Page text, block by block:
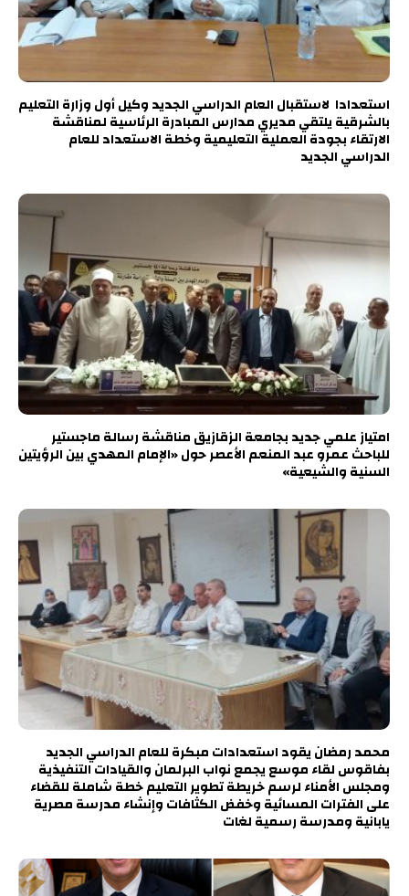
استعدادا لاستقبال العام الدراسي الجديد وكيل أول وزارة التعليم
بالشرقية يلتقي مديري مدارس المبادرة الرئاسية لمناقشة
الارتقاء بجودة العملية التعليمية وخطة الاستعداد للعام
الدراسي الجديد
امتياز علمي جديد بجامعة الزقازيق مناقشة رسالة ماجستير
للباحث عمرو عبد المنعم الأعصر حول «الإمام المهدي بين الرؤيتين
السنية والشيعية»
محمد رمضان يقود استعدادات مبكرة للعام الدراسي الجديد
بفاقوس لقاء موسع يجمع نواب البرلمان والقيادات التنفيذية
ومجلس الأمناء لرسم خريطة تطوير التعليم خطة شاملة للقضاء
على الفترات المسائية وخفض الكثافات وإنشاء مدرسة مصرية
يابانية ومدرسة رسمية لغات